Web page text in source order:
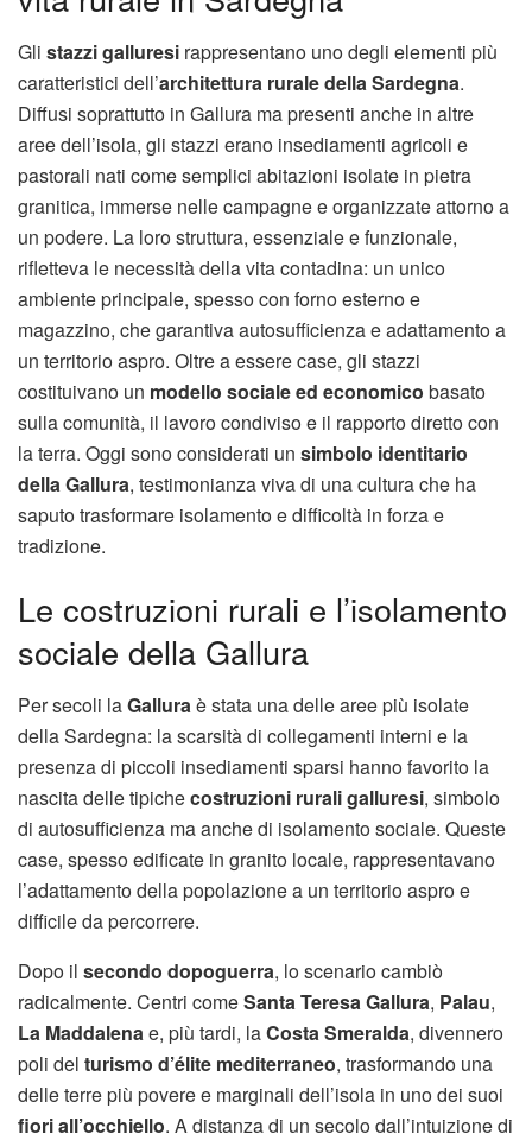
Gli stazzi galluresi rappresentano uno degli elementi più
caratteristici dell’architettura rurale della Sardegna.
Diffusi soprattutto in Gallura ma presenti anche in altre
aree dell’isola, gli stazzi erano insediamenti agricoli e
pastorali nati come semplici abitazioni isolate in pietra
granitica, immerse nelle campagne e organizzate attorno a
un podere. La loro struttura, essenziale e funzionale,
rifletteva le necessità della vita contadina: un unico
ambiente principale, spesso con forno esterno e
magazzino, che garantiva autosufficienza e adattamento a
un territorio aspro. Oltre a essere case, gli stazzi
costituivano un modello sociale ed economico basato
sulla comunità, il lavoro condiviso e il rapporto diretto con
la terra. Oggi sono considerati un simbolo identitario
della Gallura, testimonianza viva di una cultura che ha
saputo trasformare isolamento e difficoltà in forza e
tradizione.
Le costruzioni rurali e l’isolamento
sociale della Gallura
Per secoli laGalluraè stata una delle aree più isolate
della Sardegna: la scarsità di collegamenti interni e la
presenza di piccoli insediamenti sparsi hanno favorito la
nascita delle tipichecostruzioni rurali galluresi, simbolo
di autosufficienza ma anche di isolamento sociale. Queste
case, spesso edificate in granito locale, rappresentavano
l’adattamento della popolazione a un territorio aspro e
difficile da percorrere.
Dopo il secondo dopoguerra, lo scenario cambiò
radicalmente. Centri comeSanta Teresa Gallura, Palau,
La Maddalenae, più tardi, laCosta Smeralda, divennero
poli del turismo d’élite mediterraneo, trasformando una
delle terre più povere e marginali dell’isola in uno dei suoi
fiori all’occhiello. A distanza di un secolo dall’intuizione di